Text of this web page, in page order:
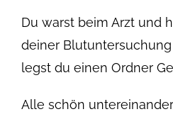
Du warst beim Arzt und
deiner
legst du einen Ordner
Alle schön